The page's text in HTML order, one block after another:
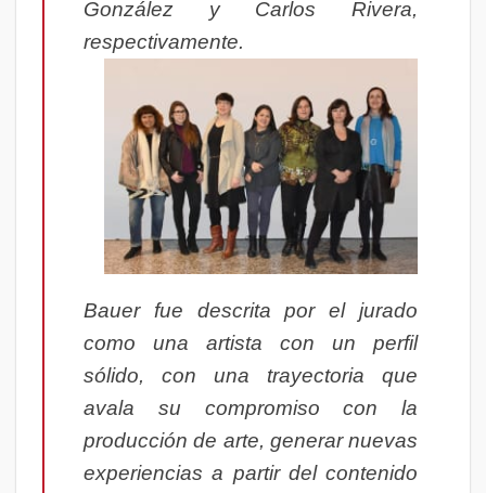
González y Carlos Rivera,
respectivamente.
Bauer fue descrita por el jurado
como una artista con un perfil
sólido, con una trayectoria que
avala su compromiso con la
producción de arte, generar nuevas
experiencias a partir del contenido